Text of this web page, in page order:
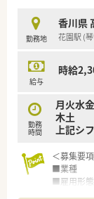
認知症カ
■設備機
機の他に
■月3日ま
定が立て
以外の取
■薬剤師
20～25枚
使うことが
＜こんな
勤務地
香川県
花園駅 (
給与
時給
勤務
時間
月火水
木土
上記シ
＜募集要
■業種
■雇用形態